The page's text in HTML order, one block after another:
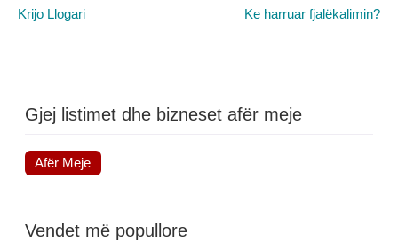
Krijo Llogari Ke harruar fjalëkalimin?
Gjej listimet dhe bizneset afër meje
Afër Meje
Vendet më popullore